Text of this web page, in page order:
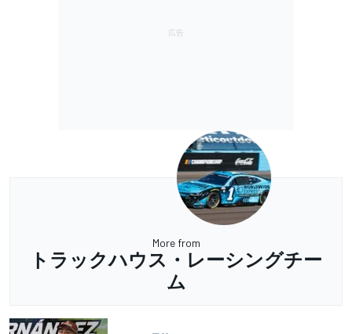
More from
トラックハウス・レーシングチー
ム